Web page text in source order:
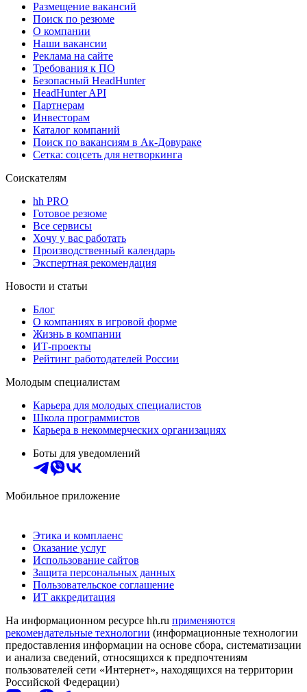
Размещение вакансий
Поиск по резюме
О компании
Наши вакансии
Реклама на сайте
Требования к ПО
Безопасный HeadHunter
HeadHunter API
Партнерам
Инвесторам
Каталог компаний
Поиск по вакансиям в Ак-Довураке
Сетка: соцсеть для нетворкинга
Соискателям
hh PRO
Готовое резюме
Все сервисы
Хочу у вас работать
Производственный календарь
Экспертная рекомендация
Новости и статьи
Блог
О компаниях в игровой форме
Жизнь в компании
ИТ-проекты
Рейтинг работодателей России
Молодым специалистам
Карьера для молодых специалистов
Школа программистов
Карьера в некоммерческих организациях
Боты для уведомлений
Мобильное приложение
Этика и комплаенс
Оказание услуг
Использование сайтов
Защита персональных данных
Пользовательское соглашение
ИТ аккредитация
На информационном ресурсе hh.ru применяются
рекомендательные технологии (информационные технологии
предоставления информации на основе сбора, систематизации
и анализа сведений, относящихся к предпочтениям
пользователей сети «Интернет», находящихся на территории
Российской Федерации)